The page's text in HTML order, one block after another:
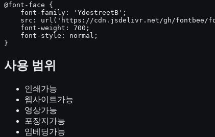
@font-face {
    font-family: 'YdestreetB';
src: url('https://cdn.jsdelivr.net/gh/fontbee/
    font-weight: 700;
    font-style: normal;
}
사용 범위
인쇄 가능
웹사이트가능
영상가능
포장지 가능
임베딩가능